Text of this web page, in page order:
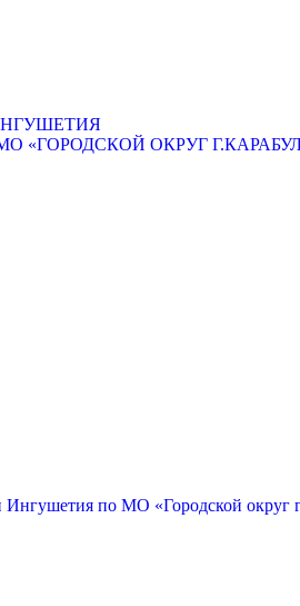
ОКРУГ
Ингушетия по МО «Городской округ